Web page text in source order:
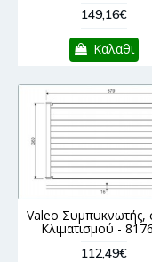
149,16€
Καλαθι
Valeo Συμπυκνωτής,
Κλιματισμού -
112,49€